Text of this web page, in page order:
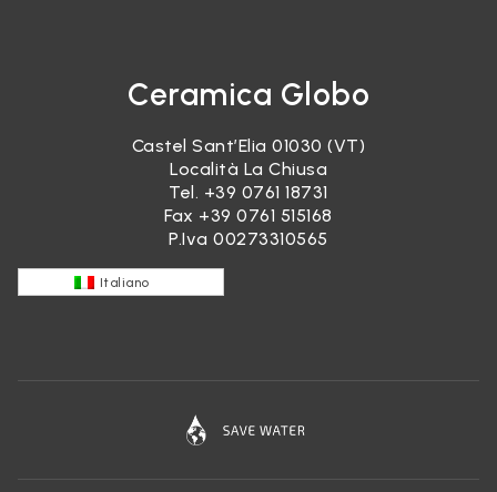
Ceramica Globo
Castel Sant’Elia 01030 (VT)
Località La Chiusa
Tel. +39 0761 18731
Fax +39 0761 515168
P.Iva 00273310565
Italiano